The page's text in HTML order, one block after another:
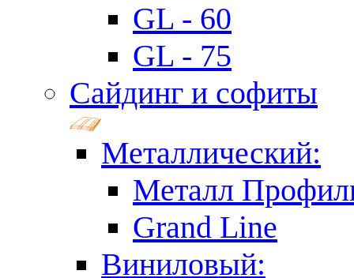
GL - 60
GL - 75
Сайдинг и софиты
Металлический:
Металл
Grand Line
Виниловый: